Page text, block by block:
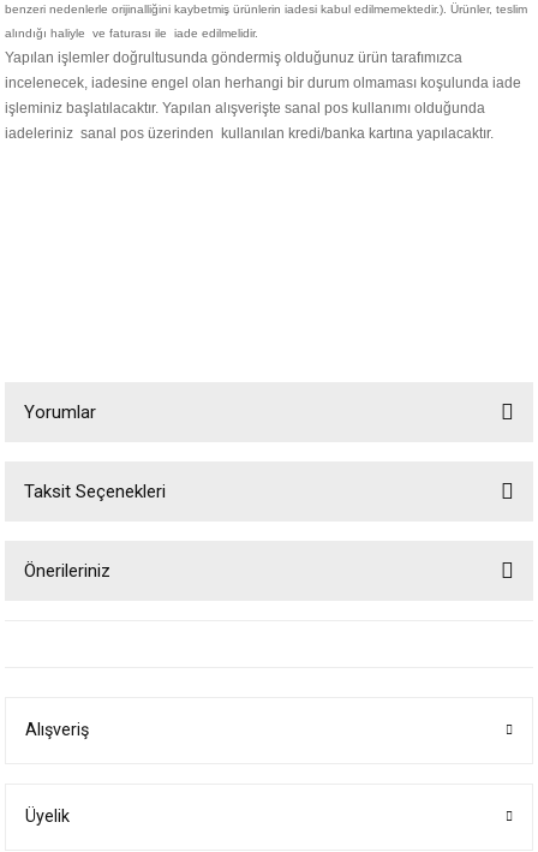
benzeri nedenlerle orijinalliğini kaybetmiş ürünlerin iadesi kabul edilmemektedir.). Ürünler, teslim
alındığı haliyle ve faturası ile iade edilmelidir.
Yapılan işlemler doğrultusunda göndermiş olduğunuz ürün tarafımızca
incelenecek, iadesine engel olan herhangi bir durum olmaması koşulunda iade
işleminiz başlatılacaktır. Yapılan alışverişte sanal pos kullanımı olduğunda
iadeleriniz sanal pos üzerinden kullanılan kredi/banka kartına yapılacaktır.
Yorumlar
Taksit Seçenekleri
Önerileriniz
Ürün bilgilerinde hatalar bulunuyor.
Alışveriş
Üyelik